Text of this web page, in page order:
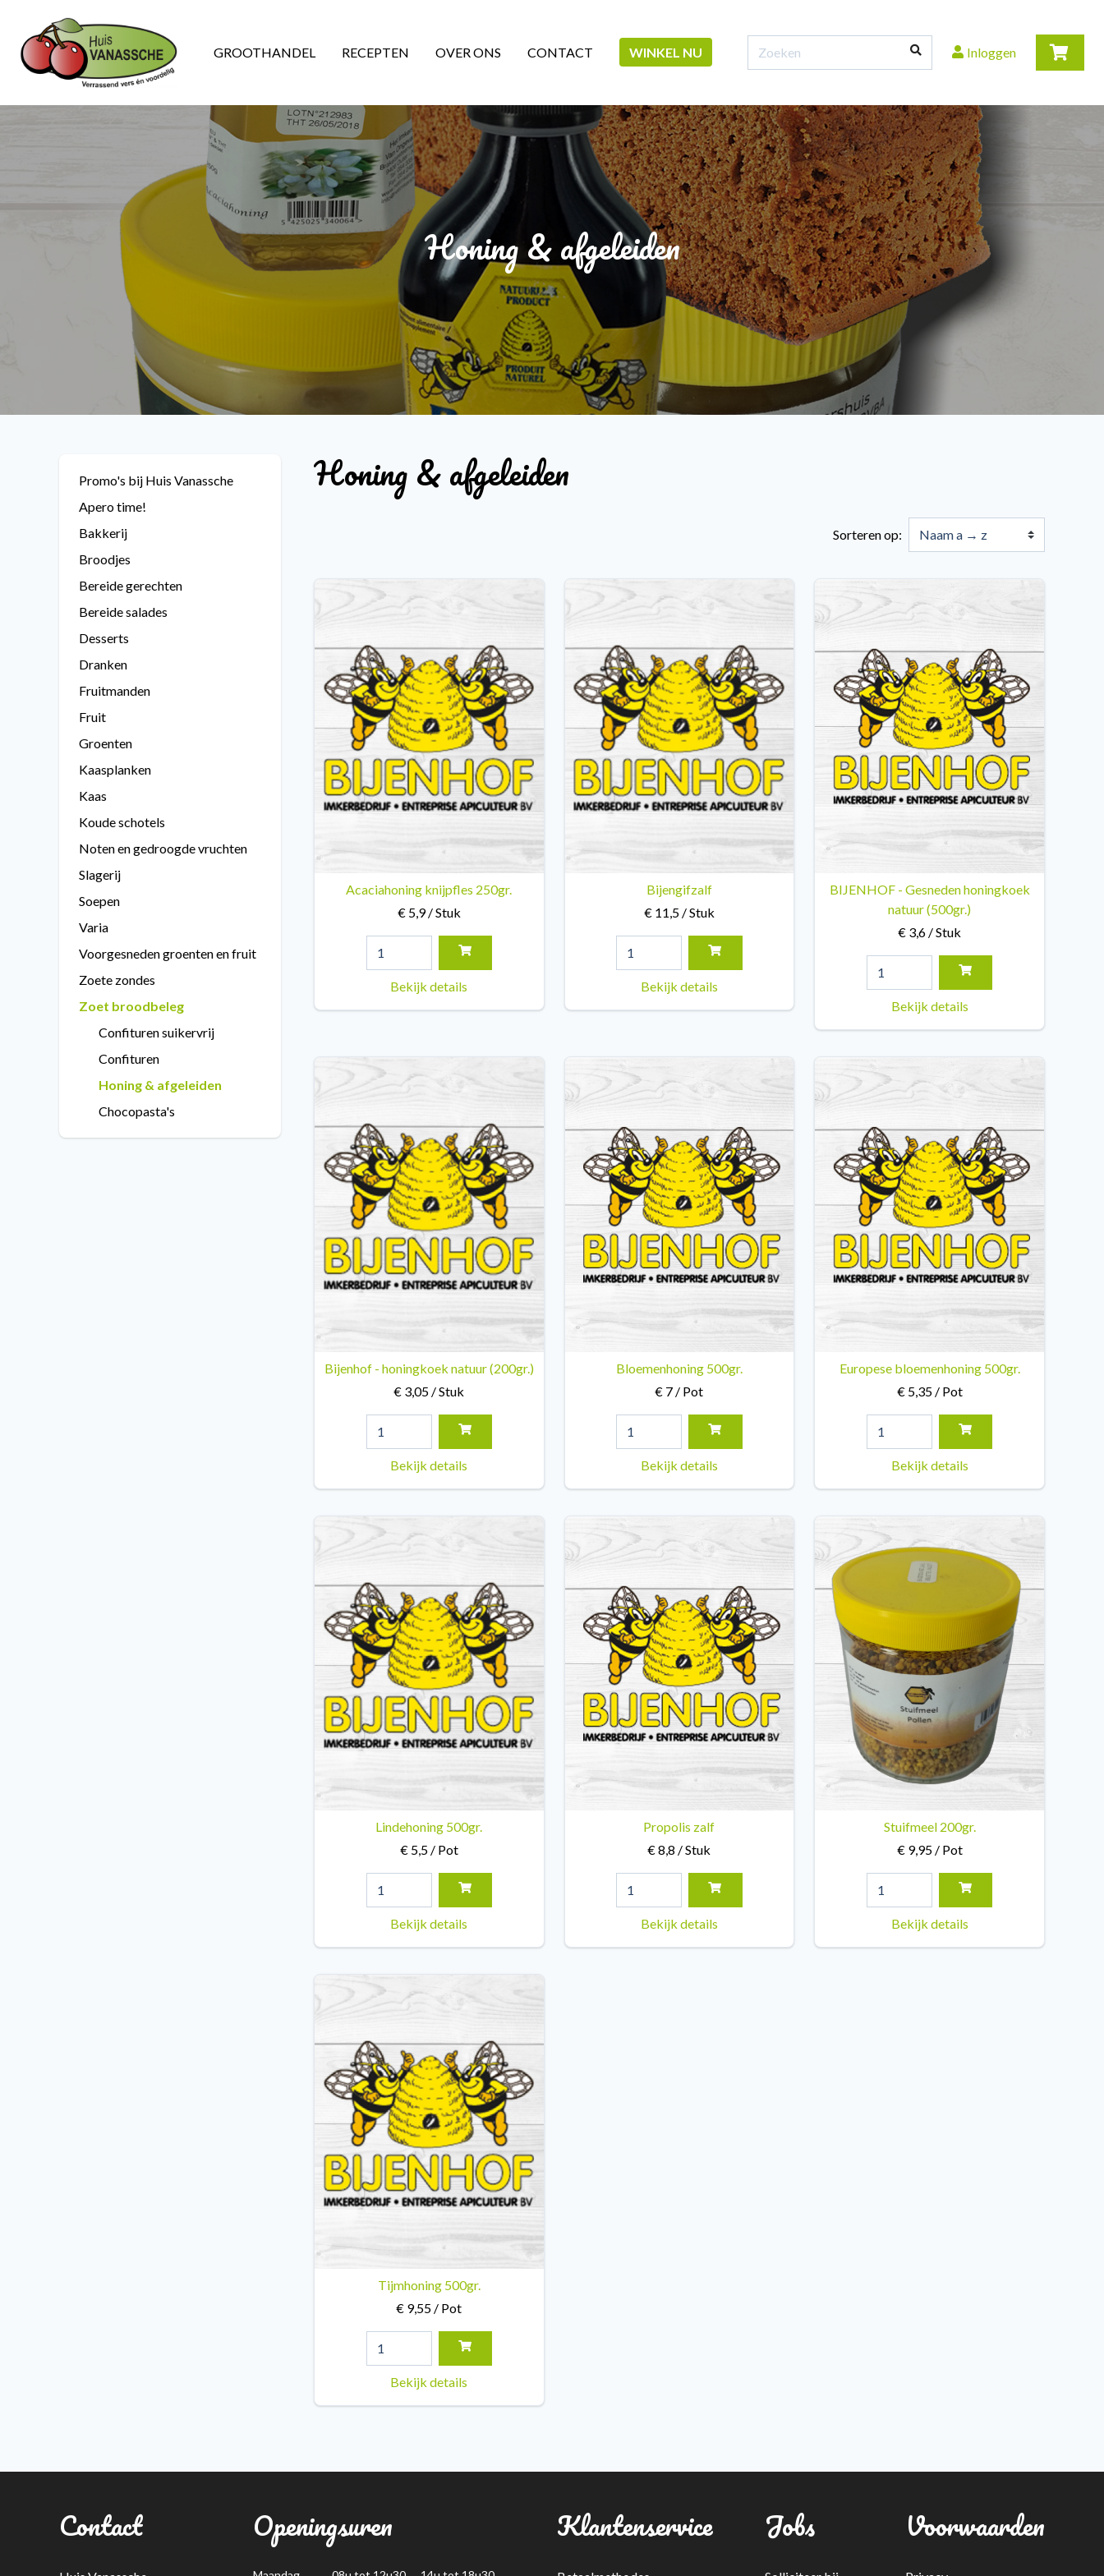
GROOTHANDEL RECEPTEN OVER ONS CONTACT WINKEL NU Inloggen
Honing & afgeleiden
Promo's bij Huis Vanassche
Apero time!
Bakkerij
Broodjes
Bereide gerechten
Bereide salades
Desserts
Dranken
Fruitmanden
Fruit
Groenten
Kaasplanken
Kaas
Koude schotels
Noten en gedroogde vruchten
Slagerij
Soepen
Varia
Voorgesneden groenten en fruit
Zoete zondes
Zoet broodbeleg
Confituren suikervrij
Confituren
Honing & afgeleiden
Chocopasta's
Honing & afgeleiden
Sorteren op:
Acaciahoning knijpfles 250gr.
€ 5,9 / Stuk
Bekijk details
Bijengifzalf
€ 11,5 / Stuk
Bekijk details
BIJENHOF - Gesneden honingkoek
natuur (500gr.)
€ 3,6 / Stuk
Bekijk details
Bijenhof - honingkoek natuur (200gr.)
€ 3,05 / Stuk
Bekijk details
Bloemenhoning 500gr.
€ 7 / Pot
Bekijk details
Europese bloemenhoning 500gr.
€ 5,35 / Pot
Bekijk details
Lindehoning 500gr.
€ 5,5 / Pot
Bekijk details
Propolis zalf
€ 8,8 / Stuk
Bekijk details
Stuifmeel 200gr.
€ 9,95 / Pot
Bekijk details
Tijmhoning 500gr.
€ 9,55 / Pot
Bekijk details
Contact Openingsuren Klantenservice Jobs Voorwaarden